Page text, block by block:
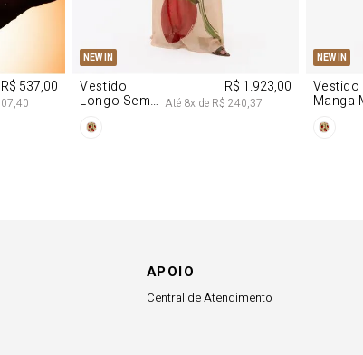
R$ 537,00
NEW IN
G
Vestido
Longo Sem
Chiffon
R$ 1.923,00
Até 8x de R$ 240,37
NEW IN
PP
Vestido
Manga
Morango
APOIO
Central de Atendimento